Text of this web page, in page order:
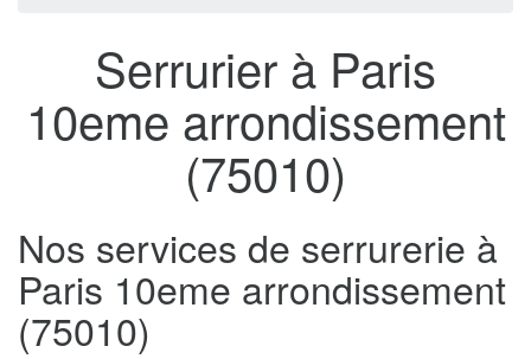
Serrurier à Paris
10eme arrondissement
(75010)
Nos services de serrurerie à
Paris 10eme arrondissement
(75010)